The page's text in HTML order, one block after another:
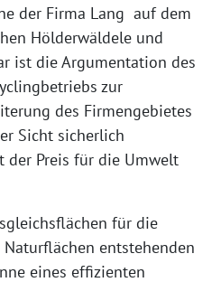
der Firma Lang auf dem
Hölderwäldele und
ist die Argumentation des
zur
des Firmengebietes
Sicht sicherlich
der Preis für die Umwelt
für die
entstehenden
eines effizienten